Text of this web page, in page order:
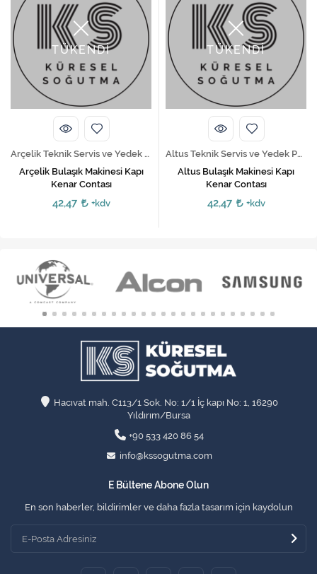
TÜKENDİ
Arçelik Teknik Servis ve Yedek Parça Hizmetleri
Arçelik Bulaşık Makinesi Kapı
Kenar Contası
42,47 +kdv
TÜKENDİ
Altus Teknik Servis ve Yedek Parça Hizmetleri
Altus Bulaşık Makinesi Kapı
Kenar Contası
42,47 +kdv
Hacıvat mah. C113/1 Sok. No: 1/1 İç kapı No: 1, 16290
Yıldırım/Bursa
+90 533 420 86 54
info@kssogutma.com
E Bültene Abone Olun
En son haberler, bildirimler ve daha fazla tasarım için kaydolun